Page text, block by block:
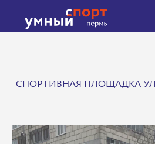
СПОРТИВНАЯ ПЛОЩАДКА